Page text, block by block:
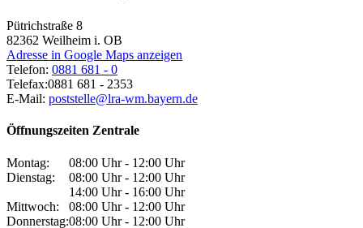
Pütrichstraße 8
82362 Weilheim i. OB
Adresse in Google Maps anzeigen
Telefon: 0881 681 - 0
Telefax:0881 681 - 2353
E-Mail: poststelle@lra-wm.bayern.de
Öffnungszeiten Zentrale
Montag:
08:00 Uhr - 12:00 Uhr
Dienstag:
08:00 Uhr - 12:00 Uhr
14:00 Uhr - 16:00 Uhr
Mittwoch:
08:00 Uhr - 12:00 Uhr
Donnerstag:08:00 Uhr - 12:00 Uhr